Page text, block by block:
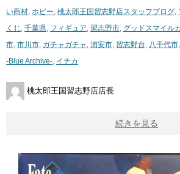
い商材, ホビー, 桃太郎王国習志野店スタッフブログ,
くじ , 千葉県, フィギュア, 習志野市, グッドスマイル
市, 市川市, ガチャガチャ , 浦安市, 習志野台, 八千代市,
​-Blue ​Archive-, イチカ
桃太郎王国習志野店店長
続きを見る